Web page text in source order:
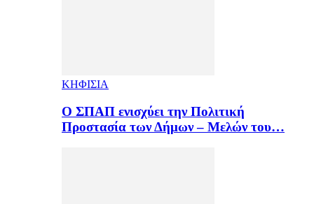
ΚΗΦΙΣΙΑ
Ο ΣΠΑΠ ενισχύει την Πολιτική
Προστασία των Δήμων – Μελών του…